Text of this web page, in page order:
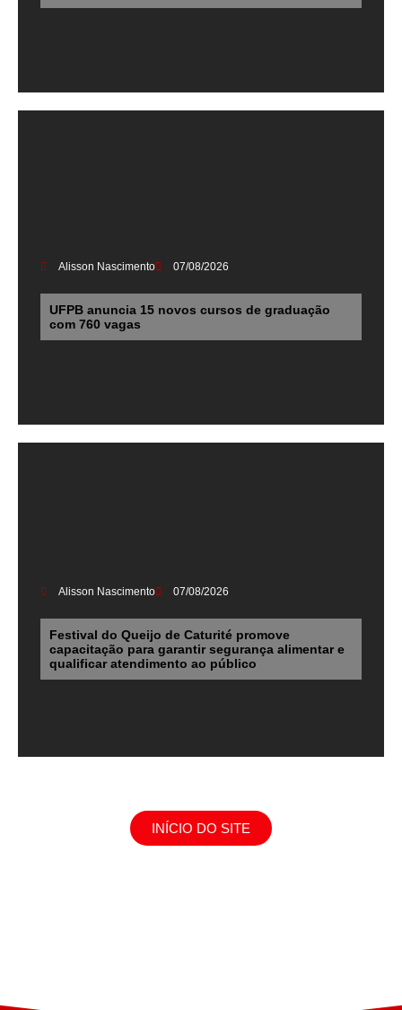
Alisson Nascimento 07/08/2026
UFPB anuncia 15 novos cursos de graduação
com 760 vagas
Alisson Nascimento 07/08/2026
Festival do Queijo de Caturité promove
capacitação para garantir segurança alimentar e
qualificar atendimento ao público
INÍCIO DO SITE